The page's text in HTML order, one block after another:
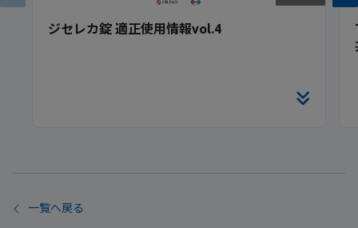
ジセレカ錠 適正使用情報vol.4
一覧へ戻る